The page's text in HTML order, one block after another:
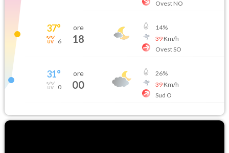
Ovest NO
37°
6
ore
18
14%
39Km/h
Ovest SO
31°
0
ore
00
26%
39Km/h
Sud O